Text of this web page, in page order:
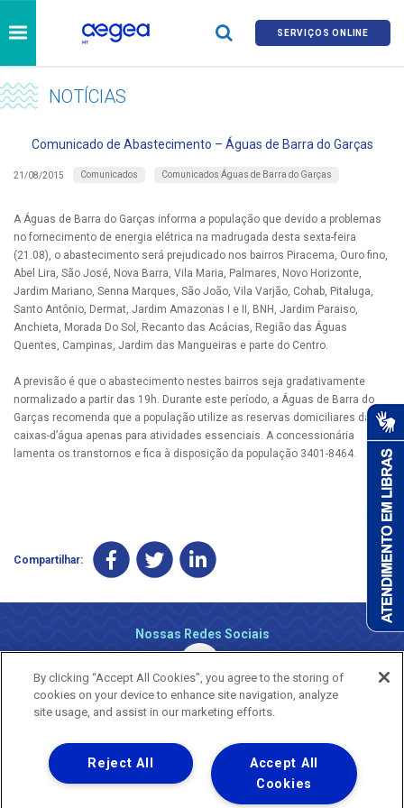
SERVIÇOS ONLINE
NOTÍCIAS
Comunicado de Abastecimento – Águas de Barra do Garças
21/08/2015 Comunicados Comunicados Águas de Barra do Garças
A Águas de Barra do Garças informa a população que devido a problemas
no fornecimento de energia elétrica na madrugada desta sexta-feira
(21.08), o abastecimento será prejudicado nos bairros Piracema, Ouro fino,
Abel Lira, São José, Nova Barra, Vila Maria, Palmares, Novo Horizonte,
Jardim Mariano, Senna Marques, São João, Vila Varjão, Cohab, Pitaluga,
Santo Antônio, Dermat, Jardim Amazonas I e II, BNH, Jardim Paraiso,
Anchieta, Morada Do Sol, Recanto das Acácias, Região das Águas
Quentes, Campinas, Jardim das Mangueiras e parte do Centro.
A previsão é que o abastecimento nestes bairros seja gradativamente
normalizado a partir das 19h. Durante este período, a Águas de Barra do
Garças recomenda que a população utilize as reservas domiciliares das
caixas-d’água apenas para atividades essenciais. A concessionária
lamenta os transtornos e fica à disposição da população 3401-8464.
Compartilhar:
Nossas Redes Sociais
Uma empresa
Copyright ® 2026 - Todos os Direitos Reservados.
By clicking “Accept All Cookies”, you agree to the storing of
cookies on your device to enhance site navigation, analyze
site usage, and assist in our marketing efforts.
Accept All
Cookies
Reject All